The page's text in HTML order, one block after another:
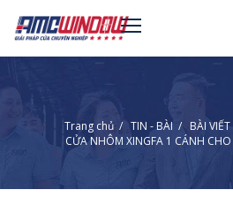
Trang chủ / TIN - BÀI / BÀI
CỬA NHÔM XINGFA 1 CÁNH